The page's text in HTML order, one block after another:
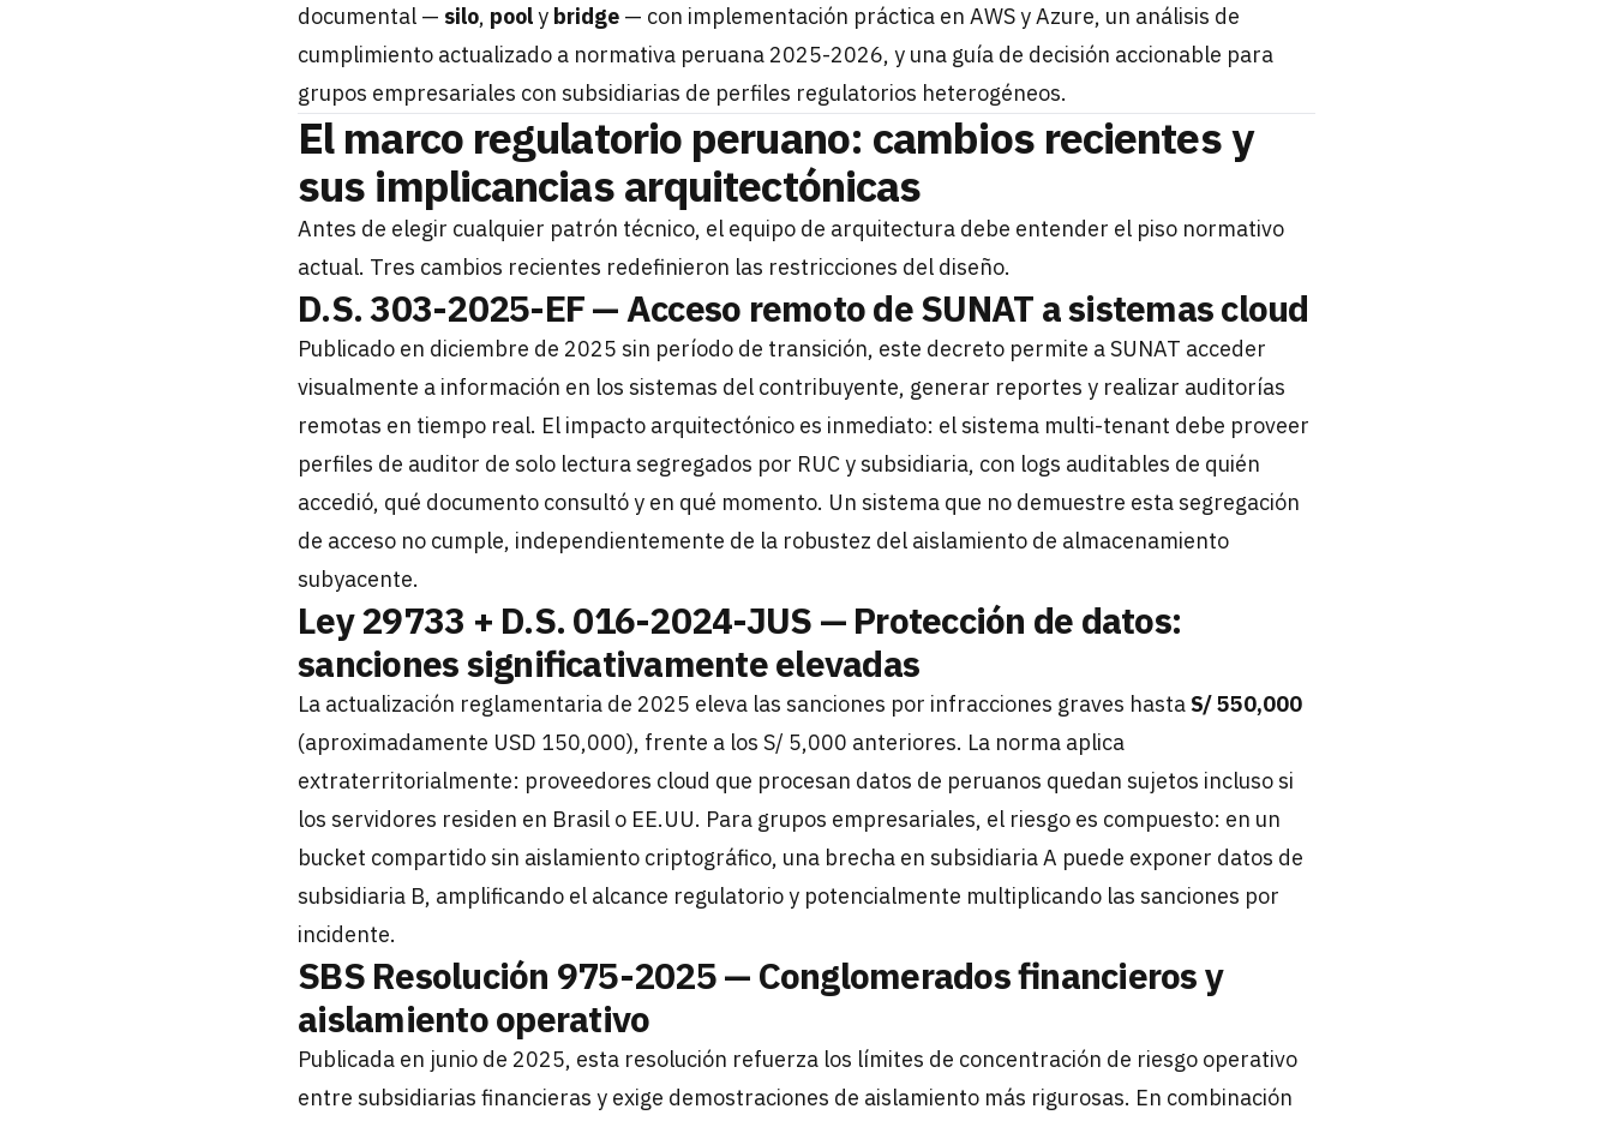
documental — silo, pooly bridge — con implementación práctica en AWS y Azure, un análisis de
cumplimiento actualizado a normativa peruana 2025-2026, y una guía de decisión accionable para
grupos empresariales con subsidiarias de perfiles regulatorios heterogéneos.
El marco regulatorio peruano: cambios recientes y
sus implicancias arquitectónicas
Antes de elegir cualquier patrón técnico, el equipo de arquitectura debe entender el piso normativo
actual. Tres cambios recientes redefinieron las restricciones del diseño.
D.S. 303-2025-EF — Acceso remoto de SUNAT a sistemas cloud
Publicado en diciembre de 2025 sin período de transición, este decreto permite a SUNAT acceder
visualmente a información en los sistemas del contribuyente, generar reportes y realizar auditorías
remotas en tiempo real. El impacto arquitectónico es inmediato: el sistema multi-tenant debe proveer
perfiles de auditor de solo lectura segregados por RUC y subsidiaria, con logs auditables de quién
accedió, qué documento consultó y en qué momento. Un sistema que no demuestre esta segregación
de acceso no cumple, independientemente de la robustez del aislamiento de almacenamiento
subyacente.
Ley 29733 + D.S. 016-2024-JUS — Protección de datos:
sanciones significativamente elevadas
La actualización reglamentaria de 2025 eleva las sanciones por infracciones graves hastaS/ 550,000
(aproximadamente USD 150,000), frente a los S/ 5,000 anteriores. La norma aplica
extraterritorialmente: proveedores cloud que procesan datos de peruanos quedan sujetos incluso si
los servidores residen en Brasil o EE.UU. Para grupos empresariales, el riesgo es compuesto: en un
bucket compartido sin aislamiento criptográfico, una brecha en subsidiaria A puede exponer datos de
subsidiaria B, amplificando el alcance regulatorio y potencialmente multiplicando las sanciones por
incidente.
SBS Resolución 975-2025 — Conglomerados financieros y
aislamiento operativo
Publicada en junio de 2025, esta resolución refuerza los límites de concentración de riesgo operativo
entre subsidiarias financieras y exige demostraciones de aislamiento más rigurosas. En combinación